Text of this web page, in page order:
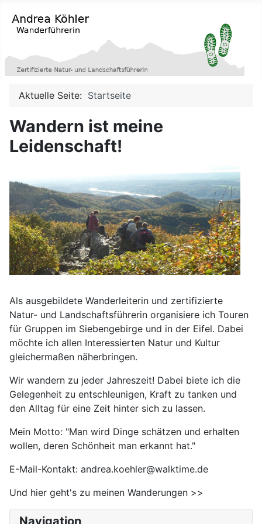
Aktuelle Seite: Startseite
Wandern ist meine
Leidenschaft!
Als ausgebildete Wanderleiterin und zertifizierte
Natur- und Landschaftsführerin organisiere ich Touren
für Gruppen im Siebengebirge und in der Eifel. Dabei
möchte ich allen Interessierten Natur und Kultur
gleichermaßen näherbringen.
Wir wandern zu jeder Jahreszeit! Dabei biete ich die
Gelegenheit zu entschleunigen, Kraft zu tanken und
den Alltag für eine Zeit hinter sich zu lassen.
Mein Motto: "Man wird Dinge schätzen und erhalten
wollen, deren Schönheit man erkannt hat."
E-Mail-Kontakt: andrea.koehler@walktime.de
Und hier geht's zu meinen Wanderungen >>